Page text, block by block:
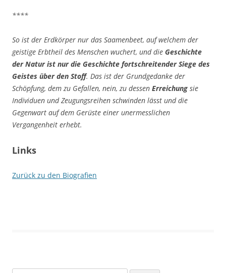
****
So ist der Erdkörper nur das Saamenbeet, auf welchem der
geistige Erbtheil des Menschen wuchert, und die Geschichte
der Natur ist nur die Geschichte fortschreitender Siege des
Geistes über den Stoff. Das ist der Grundgedanke der
Schöpfung, dem zu Gefallen, nein, zu dessen Erreichung sie
Individuen und Zeugungsreihen schwinden lässt und die
Gegenwart auf dem Gerüste einer unermesslichen
Vergangenheit erhebt.
Links
Zurück zu den Biografien